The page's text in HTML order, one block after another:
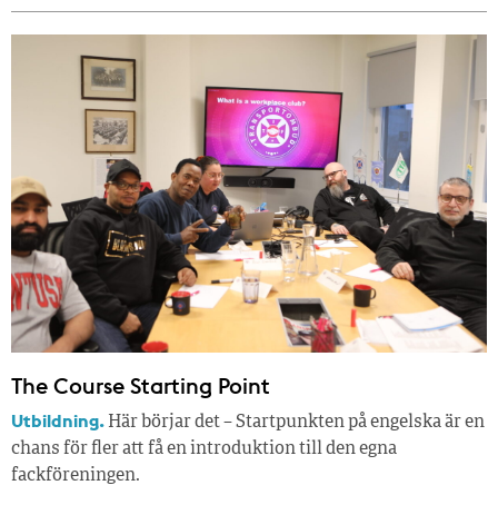
The Course Starting Point
Utbildning. Här börjar det – Startpunkten på engelska är en
chans för fler att få en introduktion till den egna
fackföreningen.